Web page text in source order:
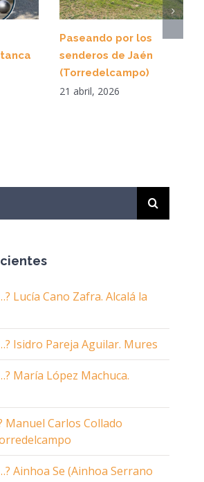
Paseando por los
senderos de Jaén
(Torredelcampo)
21 abril, 2026
Lucía Cano Zafra. Alcalá la
Isidro Pareja Aguilar. Mures
María López Machuca.
Manuel Carlos Collado
Ainhoa Se (Ainhoa Serrano